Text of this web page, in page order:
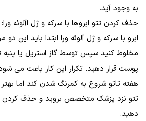
به وجود آید.
حذف کردن تتو ابروها با سرکه و ژل اآلوئه
مخلوط کنید سپس توسط گاز استریل یا پنبه
پوست قرار دهید. تکرار این کار باعث می
هفته تاتو شروع به کمرنگ شدن کند اما
تتو نزد پزشک متخصص بروید و حذف کردن تتو
دهید.